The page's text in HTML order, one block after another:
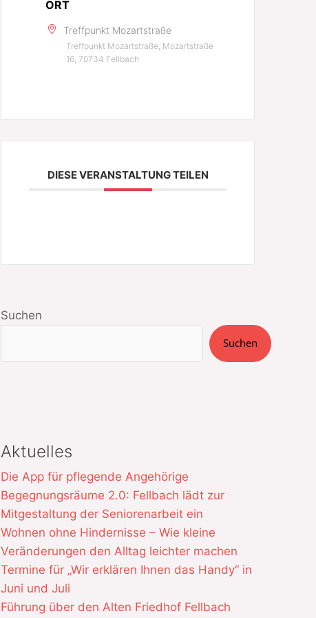
ORT
Treffpunkt Mozartstraße
Treffpunkt Mozartstraße, Mozartstraße
16, 70734 Fellbach
DIESE VERANSTALTUNG TEILEN
Suchen
Suchen
Aktuelles
Die App für pflegende Angehörige
Begegnungsräume 2.0: Fellbach lädt zur
Mitgestaltung der Seniorenarbeit ein
Wohnen ohne Hindernisse – Wie kleine
Veränderungen den Alltag leichter machen
Termine für „Wir erklären Ihnen das Handy“ in
Juni und Juli
Führung über den Alten Friedhof Fellbach